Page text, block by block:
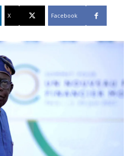
Facebook
X